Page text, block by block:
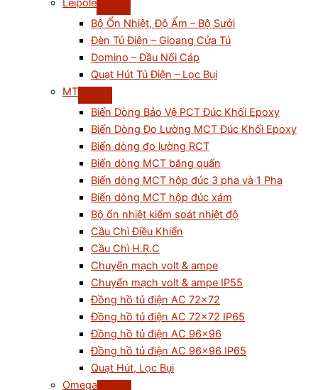
Leipole
Bộ Ổn Nhiệt, Độ Ẩm – Bộ Sưởi
Đèn Tủ Điện – Gioang Cửa Tủ
Domino – Đầu Nối Cáp
Quạt Hút Tủ Điện – Lọc Bụi
MT
Biến Dòng Bảo Vệ PCT Đúc Khối Epoxy
Biến Dòng Đo Lường MCT Đúc Khối Epoxy
Biến dòng đo lường RCT
Biến dòng MCT băng quấn
Biến dòng MCT hộp đúc 3 pha và 1 Pha
Biến dòng MCT hộp đúc xám
Bộ ổn nhiệt kiểm soát nhiệt độ
Cầu Chì Điều Khiển
Cầu Chì H.R.C
Chuyển mạch volt & ampe
Chuyển mạch volt & ampe IP55
Đồng hồ tủ điện AC 72×72
Đồng hồ tủ điện AC 72×72 IP65
Đồng hồ tủ điện AC 96×96
Đồng hồ tủ điện AC 96×96 IP65
Quạt Hút, Lọc Bụi
Omega